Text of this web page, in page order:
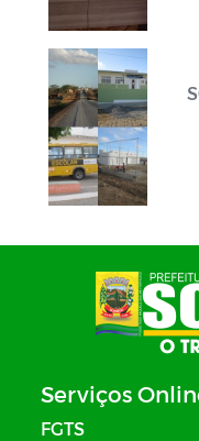
Serviços
FGTS